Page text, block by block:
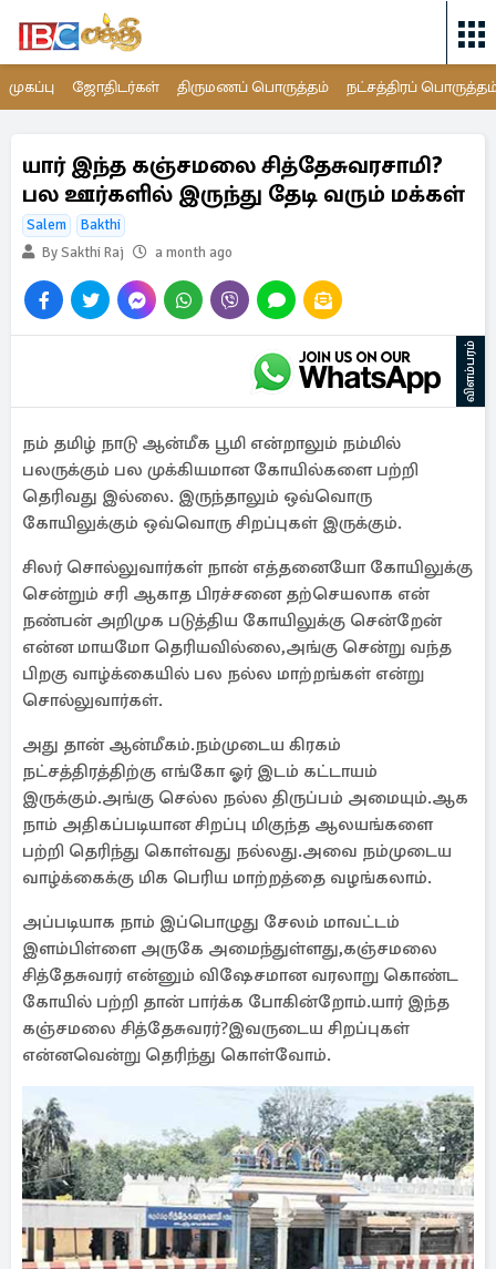
முகப்பு ஜோதிடர்கள் திருமணப் பொருத்தம் நட்சத்திரப்
யார் இந்த கஞ்சமலை சித்தேசுவரசாமி?
பல ஊர்களில் இருந்து தேடி வரும் மக்கள்
Salem
Bakthi
By Sakthi Raj
a month ago
விளம்பரம்
நம் தமிழ் நாடு ஆன்மீக பூமி என்றாலும் நம்மில்
பலருக்கும் பல முக்கியமான கோயில்களை பற்றி
தெரிவது இல்லை. இருந்தாலும் ஒவ்வொரு
கோயிலுக்கும் ஒவ்வொரு சிறப்புகள் இருக்கும்.
சிலர் சொல்லுவார்கள் நான் எத்தனையோ கோயிலுக்கு
சென்றும் சரி ஆகாத பிரச்சனை தற்செயலாக என்
நண்பன் அறிமுக படுத்திய கோயிலுக்கு சென்றேன்
என்ன மாயமோ தெரியவில்லை,அங்கு சென்று வந்த
பிறகு வாழ்க்கையில் பல நல்ல மாற்றங்கள் என்று
சொல்லுவார்கள்.
அது தான் ஆன்மீகம்.நம்முடைய கிரகம்
நட்சத்திரத்திற்கு எங்கோ ஓர் இடம் கட்டாயம்
இருக்கும்.அங்கு செல்ல நல்ல திருப்பம் அமையும்.ஆக
நாம் அதிகப்படியான சிறப்பு மிகுந்த ஆலயங்களை
பற்றி தெரிந்து கொள்வது நல்லது.அவை நம்முடைய
வாழ்க்கைக்கு மிக பெரிய மாற்றத்தை வழங்கலாம்.
அப்படியாக நாம் இப்பொழுது சேலம் மாவட்டம்
இளம்பிள்ளை அருகே அமைந்துள்ளது,கஞ்சமலை
சித்தேசுவரர் என்னும் விஷேசமான வரலாறு கொண்ட
கோயில் பற்றி தான் பார்க்க போகின்றோம்.யார் இந்த
கஞ்சமலை சித்தேசுவரர்?இவருடைய சிறப்புகள்
என்னவென்று தெரிந்து கொள்வோம்.